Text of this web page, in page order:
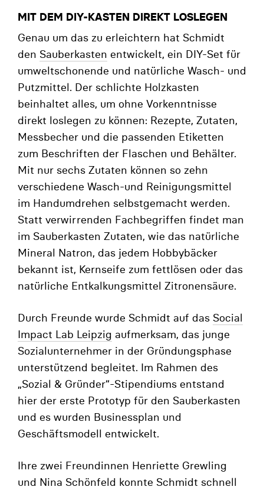
MIT DEM DIY-KASTEN DIREKT LOSLEGEN
Genau um das zu erleichtern hat Schmidt
den Sauberkasten entwickelt, ein DIY-Set für
umweltschonende und natürliche Wasch- und
Putzmittel. Der schlichte Holzkasten
beinhaltet alles, um ohne Vorkenntnisse
direkt loslegen zu können: Rezepte, Zutaten,
Messbecher und die passenden Etiketten
zum Beschriften der Flaschen und Behälter.
Mit nur sechs Zutaten können so zehn
verschiedene Wasch-und Reinigungsmittel
im Handumdrehen selbstgemacht werden.
Statt verwirrenden Fachbegriffen findet man
im Sauberkasten Zutaten, wie das natürliche
Mineral Natron, das jedem Hobbybäcker
bekannt ist, Kernseife zum fettlösen oder das
natürliche Entkalkungsmittel Zitronensäure.
Durch Freunde wurde Schmidt auf das Social
Impact Lab Leipzig aufmerksam, das junge
Sozialunternehmer in der Gründungsphase
unterstützend begleitet. Im Rahmen des
„Sozial & Gründer“-Stipendiums entstand
hier der erste Prototyp für den Sauberkasten
und es wurden Businessplan und
Geschäftsmodell entwickelt.
Ihre zwei Freundinnen Henriette Grewling
und Nina Schönfeld konnte Schmidt schnell